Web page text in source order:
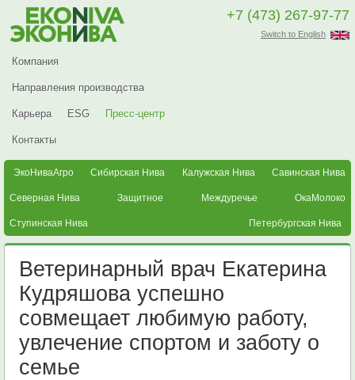
Компания
Направления производства
Карьера ESG Пресс-центр
Контакты
+7 (473) 267-97-77
Switch to English
ЭкоНиваАгро Сибирская Нива Калужская Нива Савинская Нива
Северная Нива Защитное Междуречье ОкаМолоко
Ступинская Нива Петербургская Нива
Ветеринарный врач Екатерина
Кудряшова успешно
совмещает любимую работу,
увлечение спортом и заботу о
семье